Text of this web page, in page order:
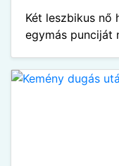
Két leszbikus nő
egymás punciját